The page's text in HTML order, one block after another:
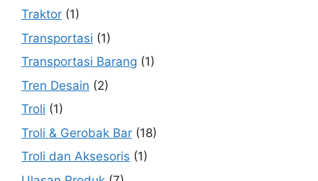
Traktor (1)
Transportasi (1)
Transportasi Barang (1)
Tren Desain (2)
Troli (1)
Troli & Gerobak Bar (18)
Troli dan Aksesoris (1)